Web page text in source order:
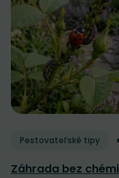
Pestovateľské tipy
Záhrada bez